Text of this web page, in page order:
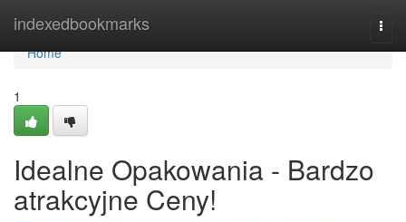
indexedbookmarks
Home
Home
1
Idealne Opakowania - Bardzo
atrakcyjne Ceny!